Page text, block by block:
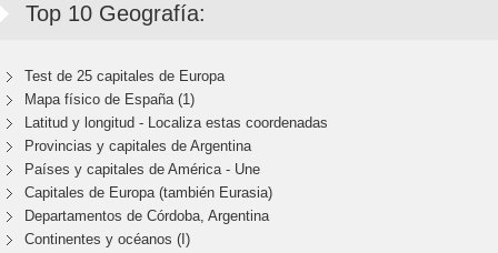
Top 10 Geografía:
Test de 25 capitales de Europa
Mapa físico de España (1)
Latitud y longitud - Localiza estas coordenadas
Provincias y capitales de Argentina
Países y capitales de América - Une
Capitales de Europa (también Eurasia)
Departamentos de Córdoba, Argentina
Continentes y océanos (I)